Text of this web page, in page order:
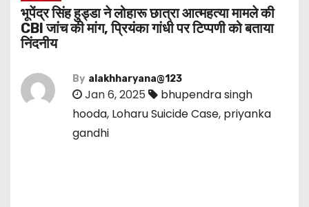
भूपेंद्र सिंह हुड्डा ने लोहारू छात्रा आत्महत्या मामले की
CBI जांच की मांग, प्रियंका गांधी पर टिप्पणी को बताया
निंदनीय
By alakhharyana@123
Jan 6, 2025
bhupendra singh
hooda, Loharu Suicide Case, priyanka
gandhi